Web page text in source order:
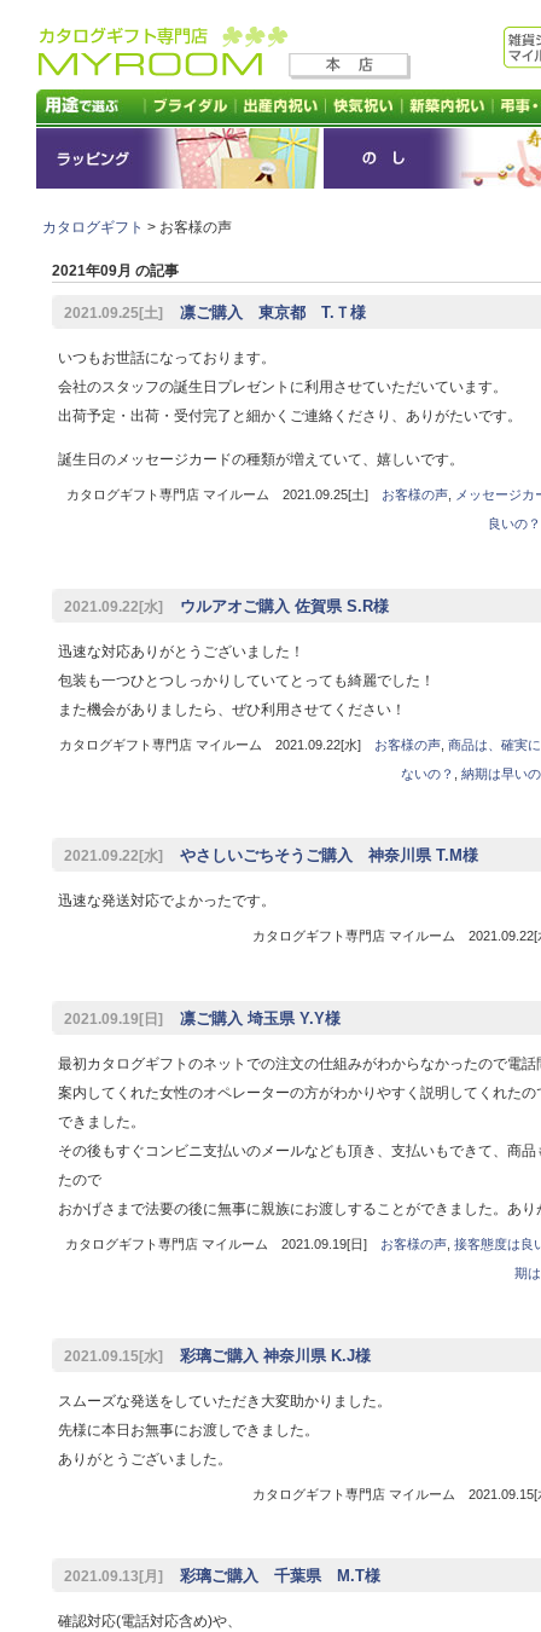
カタログギフト > お客様の声
2021年09月 の記事
2021.09.25[土] 凛ご購入 東京都 T.Ｔ様
いつもお世話になっております。
会社のスタッフの誕生日プレゼントに利用させていただいています。
出荷予定・出荷・受付完了と細かくご連絡くださり、ありがたいです。
誕生日のメッセージカードの種類が増えていて、嬉しいです。
カタログギフト専門店 マイルーム 2021.09.25[土] お客様の声,
メッセージ
良いの？
2021.09.22[水] ウルアオご購入 佐賀県 S.R様
迅速な対応ありがとうございました！
包装も一つひとつしっかりしていてとっても綺麗でした！
また機会がありましたら、ぜひ利用させてください！
カタログギフト専門店 マイルーム 2021.09.22[水] お客様の声, 商品は、確実
ないの？
納期は早い
2021.09.22[水] やさしいごちそうご購入 神奈川県 T.M様
迅速な発送対応でよかったです。
カタログギフト専門店 マイルーム
2021.09.19[日] 凛ご購入 埼玉県 Y.Y様
最初カタログギフトのネットでの注文の仕組みがわからなかったので電
案内してくれた女性のオペレーターの方がわかりやすく説明してくれた
できました。
その後もすぐコンビニ支払いのメールなども頂き、支払いもできて、商
たので
おかげさまで法要の後に無事に親族にお渡しすることができました。あ
カタログギフト専門店 マイルーム 2021.09.19[日] お客様の声, 接客態度は良
期
2021.09.15[水] 彩璃ご購入 神奈川県 K.J様
スムーズな発送をしていただき大変助かりました。
先様に本日お無事にお渡しできました。
ありがとうございました。
カタログギフト専門店 マイルーム
2021.09.13[月] 彩璃ご購入 千葉県 M.T様
確認対応(電話対応含め)や、